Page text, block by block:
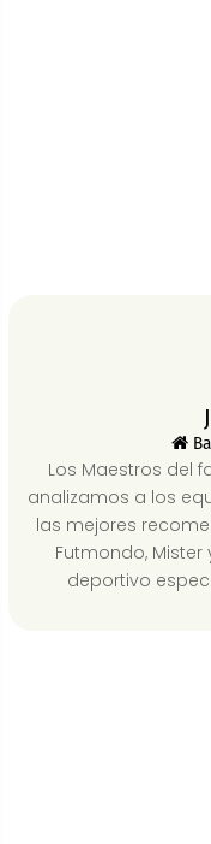
Los Maestros del
analizamos a los
las mejores
Futmondo, Mister
deportivo